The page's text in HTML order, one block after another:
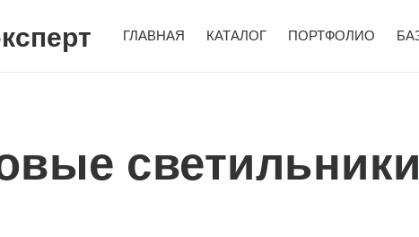
ГЛАВНАЯ КАТАЛОГ ПОРТФОЛИО